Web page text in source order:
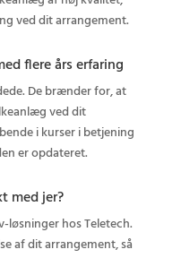
ved dit arrangement.
flere års erfaring
De brænder for, at
ved dit
i kurser i betjening
er opdateret.
med jer?
løsninger hos Teletech.
af dit arrangement, så